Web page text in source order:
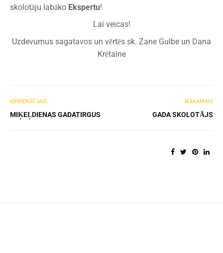
skolotāju labāko Ekspertu!
Lai veicas!
Uzdevumus sagatavos un vērtēs sk. Zane Gulbe un Dana
Krētaine
IEPRIEKŠĒJAIS
MIĶEĻDIENAS GADATIRGUS
NĀKAMAIS
GADA SKOLOTĀJS